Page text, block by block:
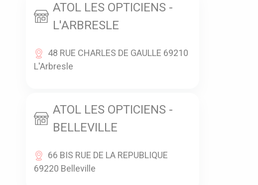
ATOL LES OPTICIENS -
L'ARBRESLE
48 RUE CHARLES DE GAULLE 69210
L'Arbresle
ATOL LES OPTICIENS -
BELLEVILLE
66 BIS RUE DE LA REPUBLIQUE
69220 Belleville